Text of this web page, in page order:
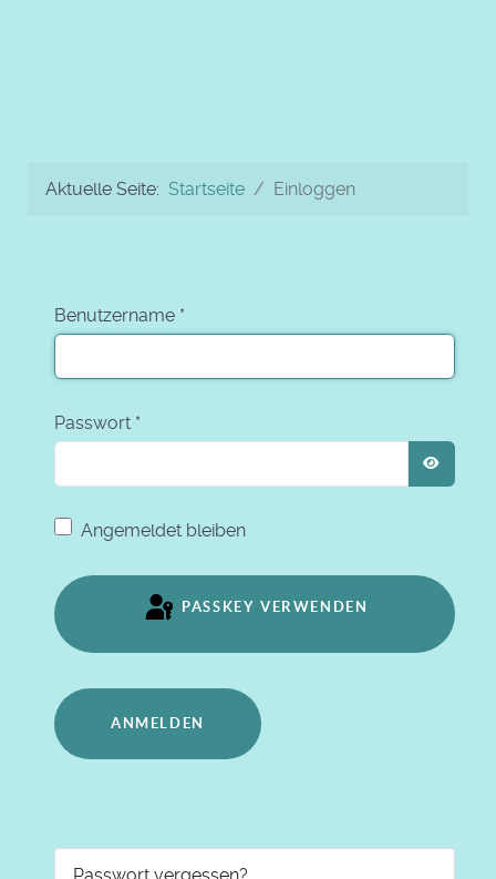
Aktuelle Seite: Startseite Einloggen
Benutzername *
Passwort *
Angemeldet bleiben
PASSKEY VERWENDEN
ANMELDEN